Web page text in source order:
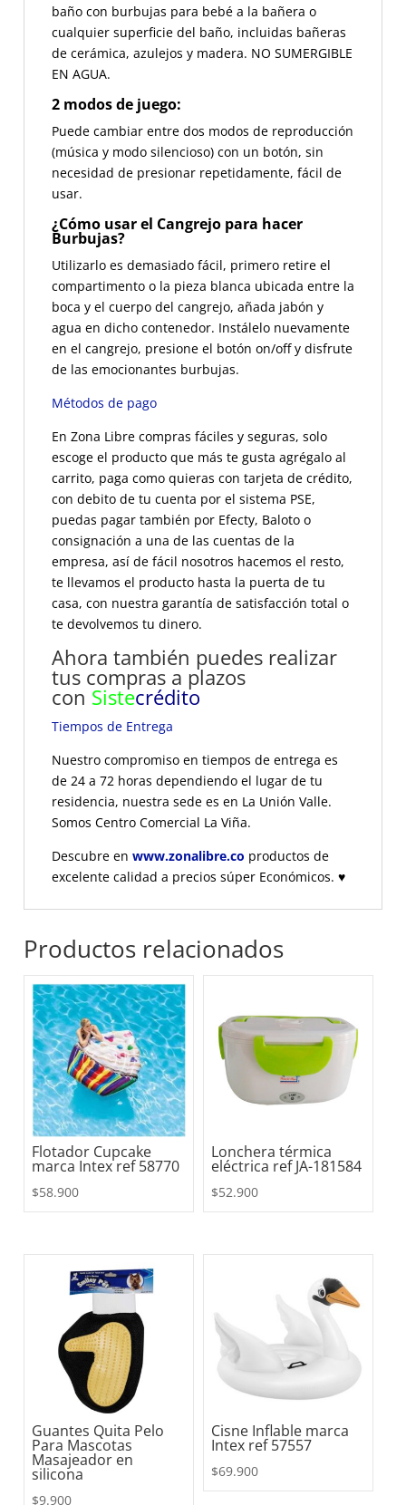
baño con burbujas para bebé a la bañera o
cualquier superficie del baño, incluidas bañeras
de cerámica, azulejos y madera. NO SUMERGIBLE
EN AGUA.
2 modos de juego:
Puede cambiar entre dos modos de reproducción
(música y modo silencioso) con un botón, sin
necesidad de presionar repetidamente, fácil de
usar.
¿Cómo usar el Cangrejo para hacer
Burbujas?
Utilizarlo es demasiado fácil, primero retire el
compartimento o la pieza blanca ubicada entre la
boca y el cuerpo del cangrejo, añada jabón y
agua en dicho contenedor. Instálelo nuevamente
en el cangrejo, presione el botón on/off y disfrute
de las emocionantes burbujas.
Métodos de pago
En Zona Libre compras fáciles y seguras, solo
escoge el producto que más te gusta agrégalo al
carrito, paga como quieras con tarjeta de crédito,
con debito de tu cuenta por el sistema PSE,
puedas pagar también por Efecty, Baloto o
consignación a una de las cuentas de la
empresa, así de fácil nosotros hacemos el resto,
te llevamos el producto hasta la puerta de tu
casa, con nuestra garantía de satisfacción total o
te devolvemos tu dinero.
Ahora también puedes realizar
tus compras a plazos
con Sistecrédito
Tiempos de Entrega
Nuestro compromiso en tiempos de entrega es
de 24 a 72 horas dependiendo el lugar de tu
residencia, nuestra sede es en La Unión Valle.
Somos Centro Comercial La Viña.
Descubre en www.zonalibre.co productos de
excelente calidad a precios súper Económicos. ♥
Productos relacionados
Flotador Cupcake
marca Intex ref 58770
$58.900
Lonchera térmica
eléctrica ref JA-181584
$52.900
Guantes Quita Pelo
Para Mascotas
Masajeador en
silicona
$9.900
Cisne Inflable marca
Intex ref 57557
$69.900